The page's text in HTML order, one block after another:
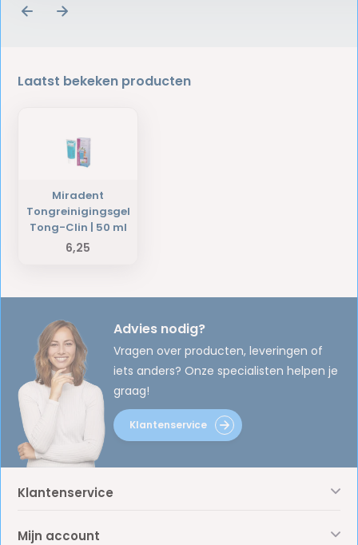
Laatst bekeken producten
Miradent
Tongreinigingsgel
Tong-Clin | 50 ml
6,25
Advies nodig?
Vragen over producten, leveringen of
iets anders? Onze specialisten helpen je
graag!
Klantenservice
Klantenservice
Mijn account